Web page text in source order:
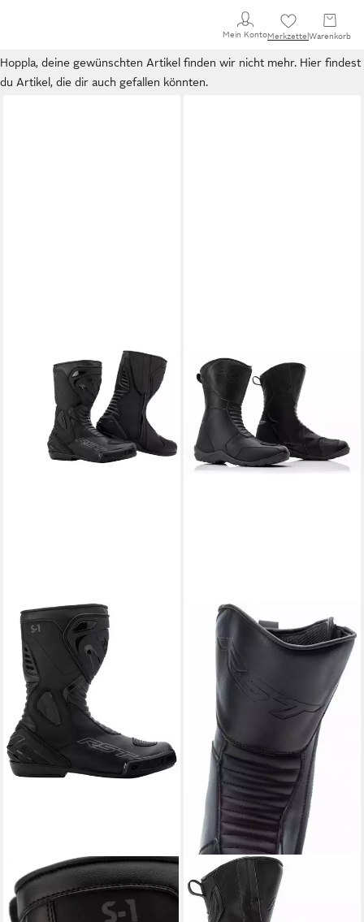
Mein KontoMerkzettel Warenkorb
Hoppla, deine gewünschten Artikel finden wir nicht mehr. Hier findest
du Artikel, die dir auch gefallen könnten.
RST
S-1 wasserdichte Damen
Motorrad Stiefel
RST
Axiom WP Damen
Motorradstiefel